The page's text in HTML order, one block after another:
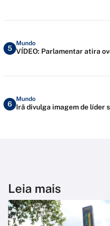
5
Mundo
VÍDEO: Parlamentar atira
6
Mundo
Irã divulga imagem de líder
Leia mais